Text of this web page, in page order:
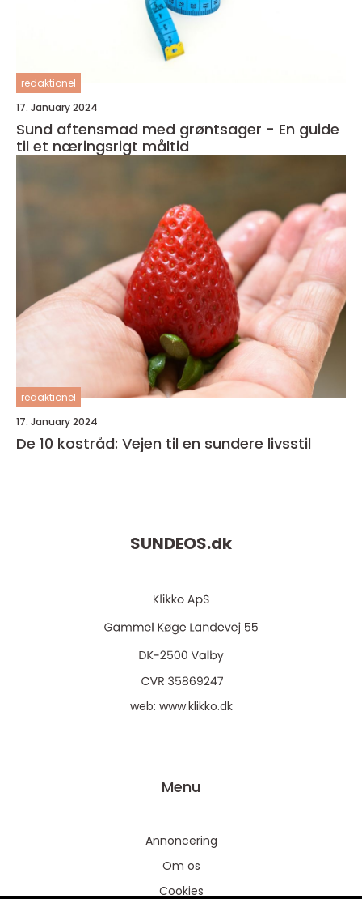
redaktionel
17. January 2024
Sund aftensmad med grøntsager - En guide
til et næringsrigt måltid
redaktionel
17. January 2024
De 10 kostråd: Vejen til en sundere livsstil
SUNDEOS.dk
web: www.klikko.dk
Menu
Annoncering
Om os
Cookies